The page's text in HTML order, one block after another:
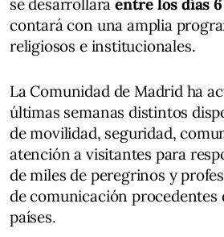
contará con una amplia
religiosos e institucionales.
La Comunidad de Madrid ha
últimas semanas distintos
de movilidad, seguridad,
atención a visitantes para
de miles de peregrinos y
de comunicación procedentes
países.